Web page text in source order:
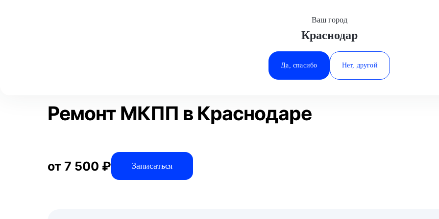
Минеральные Воды
Ростов-на-Дону
Ставрополь
Ваш город
Краснодар
Да, спасибо Нет, другой
Статьи
Ремонт МКПП в Краснодаре
от 7 500 ₽ Записаться